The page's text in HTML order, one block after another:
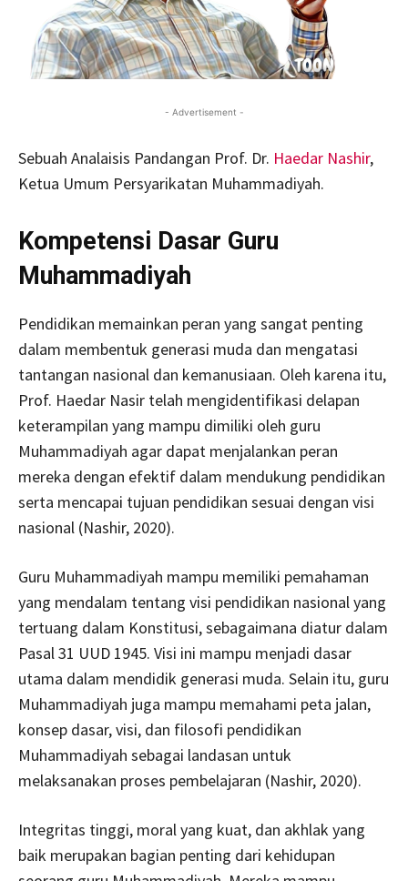
- Advertisement -
Sebuah Analaisis Pandangan Prof. Dr. Haedar Nashir,
Ketua Umum Persyarikatan Muhammadiyah.
Kompetensi Dasar Guru
Muhammadiyah
Pendidikan memainkan peran yang sangat penting
dalam membentuk generasi muda dan mengatasi
tantangan nasional dan kemanusiaan. Oleh karena itu,
Prof. Haedar Nasir telah mengidentifikasi delapan
keterampilan yang mampu dimiliki oleh guru
Muhammadiyah agar dapat menjalankan peran
mereka dengan efektif dalam mendukung pendidikan
serta mencapai tujuan pendidikan sesuai dengan visi
nasional (Nashir, 2020).
Guru Muhammadiyah mampu memiliki pemahaman
yang mendalam tentang visi pendidikan nasional yang
tertuang dalam Konstitusi, sebagaimana diatur dalam
Pasal 31 UUD 1945. Visi ini mampu menjadi dasar
utama dalam mendidik generasi muda. Selain itu, guru
Muhammadiyah juga mampu memahami peta jalan,
konsep dasar, visi, dan filosofi pendidikan
Muhammadiyah sebagai landasan untuk
melaksanakan proses pembelajaran (Nashir, 2020).
Integritas tinggi, moral yang kuat, dan akhlak yang
baik merupakan bagian penting dari kehidupan